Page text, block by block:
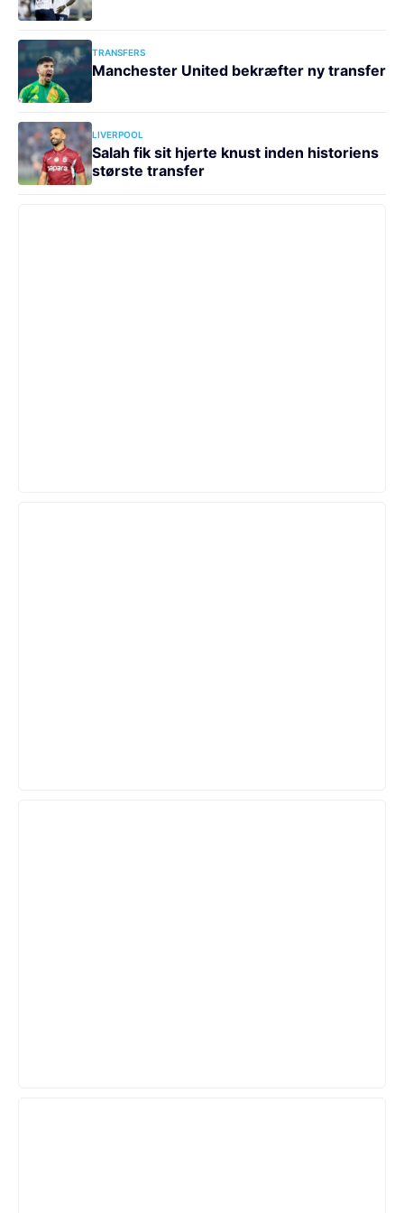
TRANSFERS
Manchester United bekræfter ny transfer
LIVERPOOL
Salah fik sit hjerte knust inden historiens
største transfer